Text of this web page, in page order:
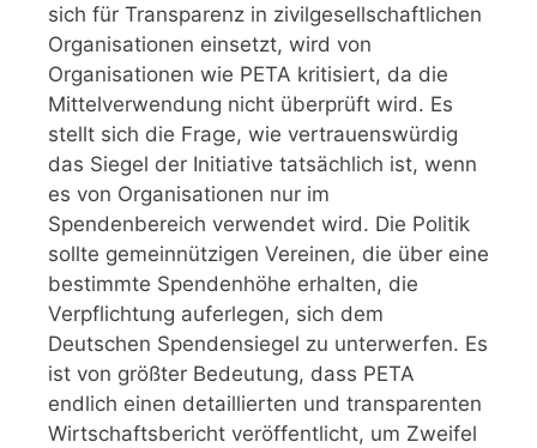
sich für Transparenz in zivilgesellschaftlichen
Organisationen einsetzt, wird von
Organisationen wie PETA kritisiert, da die
Mittelverwendung nicht überprüft wird. Es
stellt sich die Frage, wie vertrauenswürdig
das Siegel der Initiative tatsächlich ist, wenn
es von Organisationen nur im
Spendenbereich verwendet wird. Die Politik
sollte gemeinnützigen Vereinen, die über eine
bestimmte Spendenhöhe erhalten, die
Verpflichtung auferlegen, sich dem
Deutschen Spendensiegel zu unterwerfen. Es
ist von größter Bedeutung, dass PETA
endlich einen detaillierten und transparenten
Wirtschaftsbericht veröffentlicht, um Zweifel